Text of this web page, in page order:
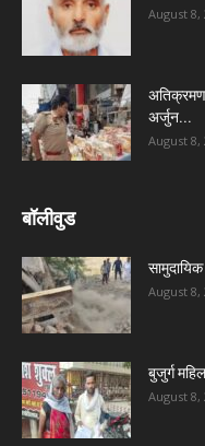
August 8,
अतिक्रमण
अर्जुन...
August 8,
बॉलीवुड
August 8,
बुजुर्ग
August 8,